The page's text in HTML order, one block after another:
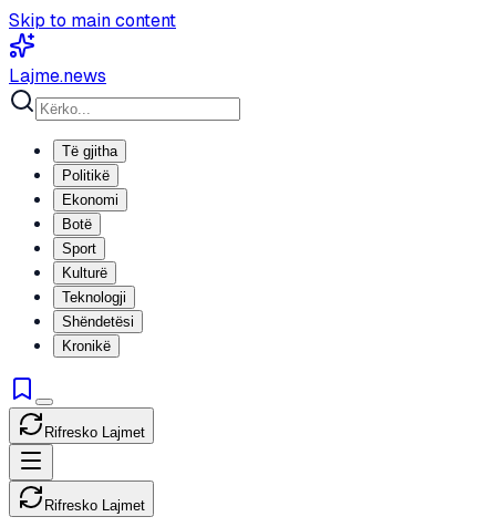
Skip to main content
Lajme.news
Të gjitha
Politikë
Ekonomi
Botë
Sport
Kulturë
Teknologji
Shëndetësi
Kronikë
Rifresko Lajmet
Rifresko Lajmet